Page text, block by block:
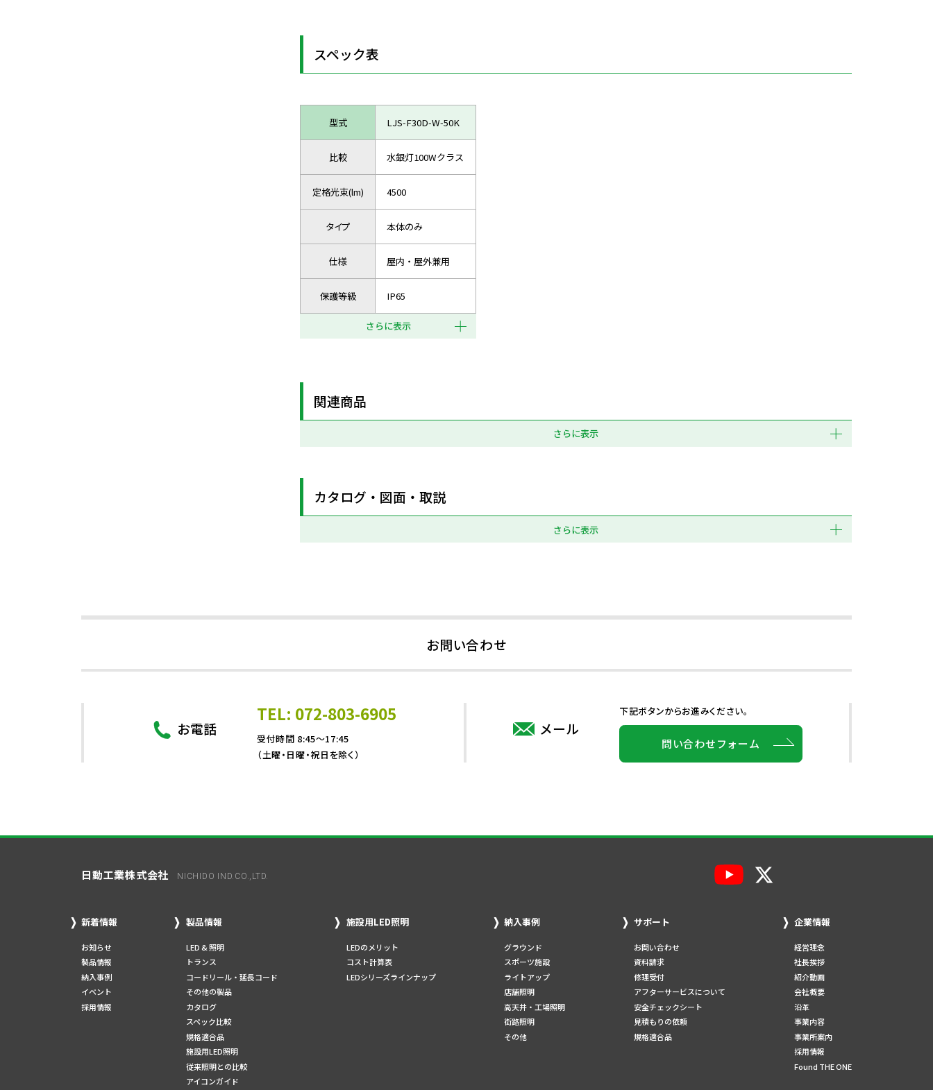
スペック表
型式 LJS-F30D-W-50K
比較 水銀灯100Wクラス
定格光束(lm) 4500
タイプ 本体のみ
仕様 屋内・屋外兼用
保護等級 IP65
さらに表示
関連商品
さらに表示
カタログ・図面・取説
さらに表示
お問い合わせ
お電話
TEL: 072-803-6905
受付時間 8:45～17:45
（土曜・日曜・祝日を除く）
メール
下記ボタンからお進みください。
問い合わせフォーム
日動工業株式会社 NICHIDO IND.CO.,LTD.
新着情報
お知らせ
製品情報
納入事例
イベント
採用情報
製品情報
LED & 照明
トランス
コードリール・延長コード
その他の製品
カタログ
スペック比較
規格適合品
施設用LED照明
従来照明との比較
アイコンガイド
施設用LED照明
LEDのメリット
コスト計算表
LEDシリーズラインナップ
納入事例
グラウンド
スポーツ施設
ライトアップ
店舗照明
高天井・工場照明
街路照明
その他
サポート
お問い合わせ
資料請求
修理受付
アフターサービスについて
安全チェックシート
見積もりの依頼
規格適合品
企業情報
経営理念
社長挨拶
紹介動画
会社概要
沿革
事業内容
事業所案内
採用情報
Found THE ONE